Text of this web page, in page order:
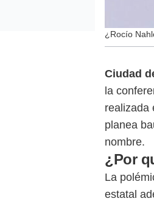
¿Rocío
Ciudad
la
realizada
planea
nombre.
¿Por
La
estatal